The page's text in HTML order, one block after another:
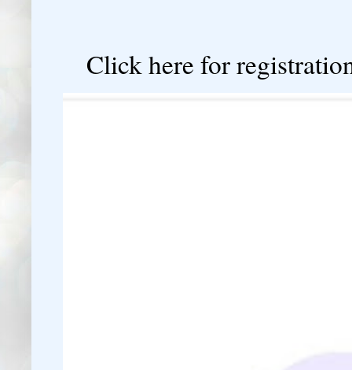
Click here for